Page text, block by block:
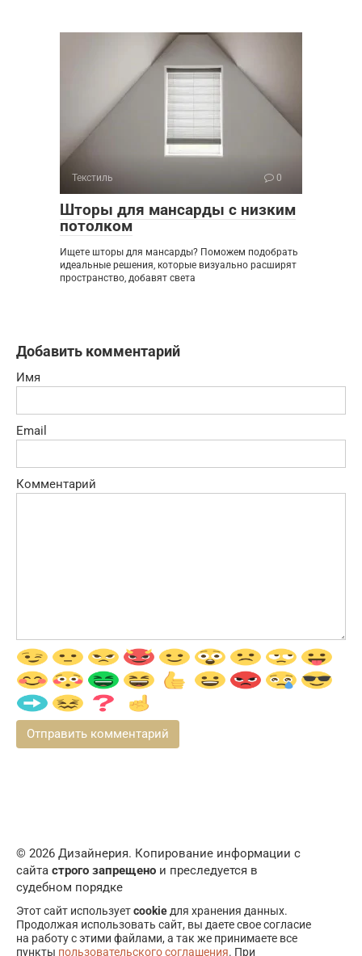
Текстиль 0
Шторы для мансарды с низким
потолком
Ищете шторы для мансарды? Поможем подобрать
идеальные решения, которые визуально расширят
пространство, добавят света
Добавить комментарий
Имя
Email
Комментарий
© 2026 Дизайнерия. Копирование информации с
сайта строго запрещено и преследуется в
судебном порядке
Этот сайт используетcookieдля хранения данных.
Продолжая использовать сайт, вы даете свое согласие
на работу с этими файлами, а так же принимаете все
пункты пользовательского соглашения. При